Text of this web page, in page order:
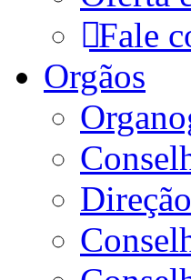
Fale
Orgãos
Direção